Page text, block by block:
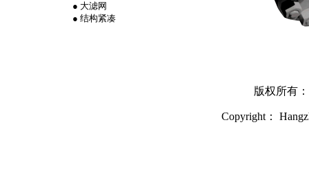
● 大滤网
● 结构紧凑
版权所有
Copyright：